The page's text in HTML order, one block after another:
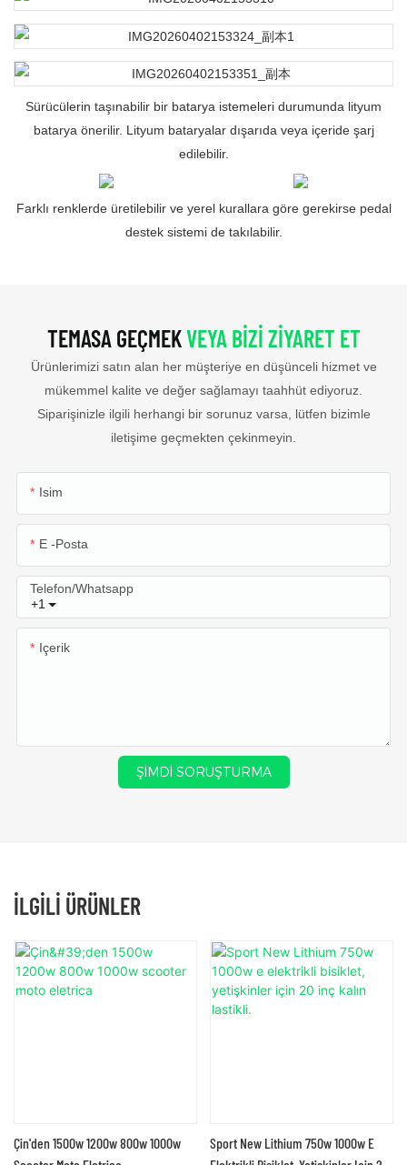
Sürücülerin taşınabilir bir batarya istemeleri durumunda lityum
batarya önerilir. Lityum bataryalar dışarıda veya içeride şarj
edilebilir.
Farklı renklerde üretilebilir ve yerel kurallara göre gerekirse pedal
destek sistemi de takılabilir.
TEMASA GEÇMEKVEYA BIZI ZIYARET ET
Ürünlerimizi satın alan her müşteriye en düşünceli hizmet ve
mükemmel kalite ve değer sağlamayı taahhüt ediyoruz.
Siparişinizle ilgili herhangi bir sorunuz varsa, lütfen bizimle
iletişime geçmekten çekinmeyin.
Isim
E -posta
+1
Telefon/whatsapp
Içerik
ŞIMDI SORUŞTURMA
İLGILI ÜRÜNLER
Çin'den 1500w 1200w 800w 1000w
Sport New Lithium 750w 1000w E